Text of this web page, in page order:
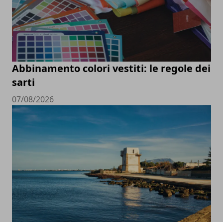
Abbinamento colori vestiti: le regole dei
sarti
07/08/2026